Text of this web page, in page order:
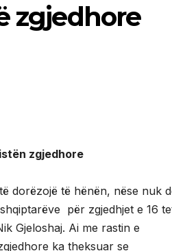
zgjedhore
zgjedhore
dorëzojë të hënën, nëse nuk
për zgjedhjet e 16
Gjeloshaj. Ai me rastin e
ka theksuar se